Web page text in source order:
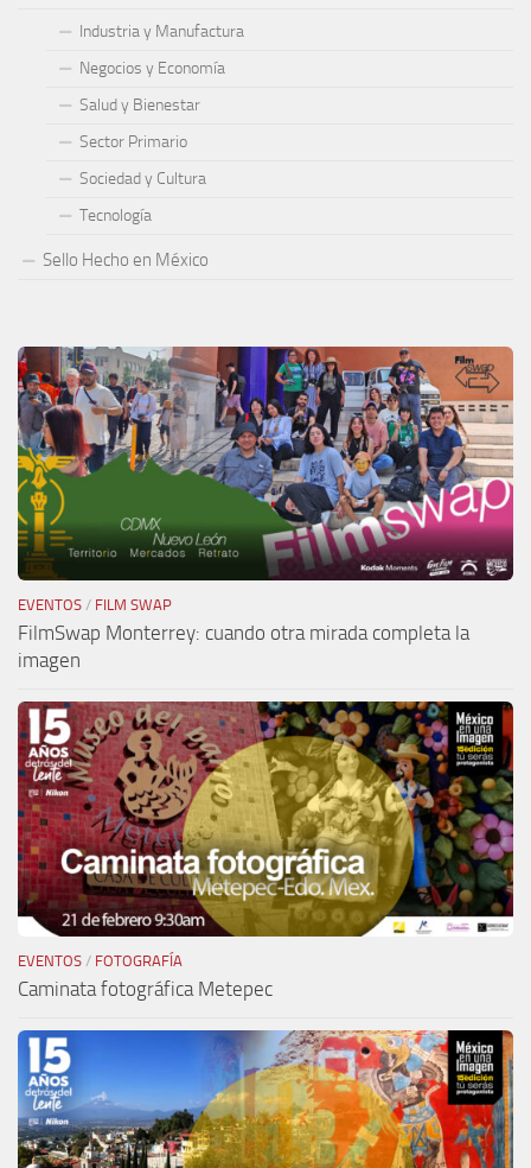
Industria y Manufactura
Negocios y Economía
Salud y Bienestar
Sector Primario
Sociedad y Cultura
Tecnología
Sello Hecho en México
EVENTOS / FILM SWAP
FilmSwap Monterrey: cuando otra mirada completa la
imagen
EVENTOS / FOTOGRAFÍA
Caminata fotográfica Metepec